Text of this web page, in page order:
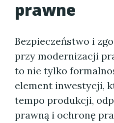
prawne
Bezpieczeństwo i
przy modernizacji
to nie tylko
element inwestycji,
tempo produkcji,
prawną i ochronę